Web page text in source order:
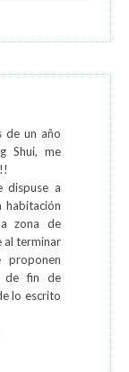
de un año
Shui, me
dispuse a
habitación
zona de
al terminar
proponen
de fin de
lo escrito